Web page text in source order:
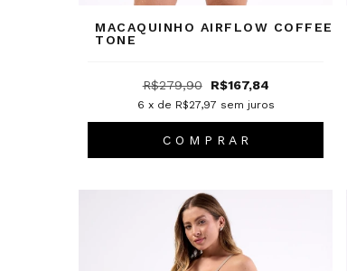
MACAQUINHO AIRFLOW COFFEE
TONE
R$279,90 R$167,84
6 x de R$27,97 sem juros
C O M P R A R